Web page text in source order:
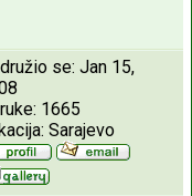
se: Jan 15,
1665
Sarajevo